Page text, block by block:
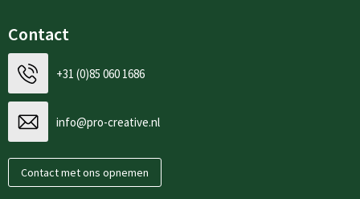
Contact
+31 (0)85 060 1686
info@pro-creative.nl
Contact met ons opnemen